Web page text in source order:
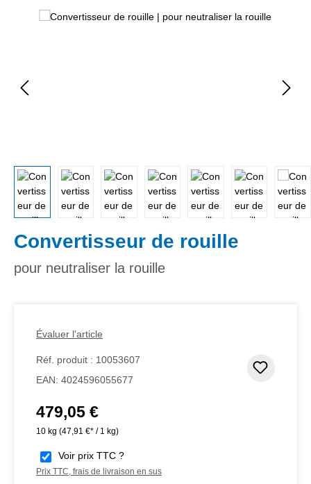
Ignorer la galerie d'images
Convertisseur de rouille
pour neutraliser la rouille
Évaluer l'article
Réf. produit : 10053607
EAN: 4024596055677
Prix régulier :
479,05 €
10 kg (47,91 €* / 1 kg)
Voir prix TTC ?
Prix TTC, frais de livraison en sus